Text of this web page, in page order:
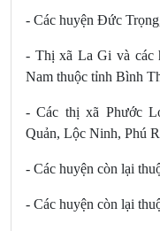
- Các huyện Đức
- Thị xã La Gi và các
Nam thuộc tỉnh Bình
- Các thị xã Phước
Quản, Lộc Ninh, Phú
- Các huyện còn lại
- Các huyện còn lại